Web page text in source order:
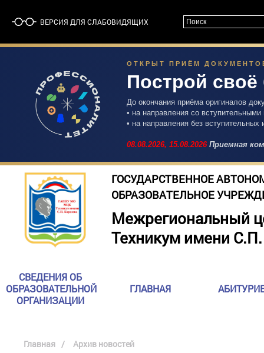
ВЕРСИЯ ДЛЯ СЛАБОВИДЯЩИХ
ОТКРЫТ ПРИЁМ
Построй
До окончания приёма оригиналов
• на направления со
• на направления без
08.08.2026, 15.08.2026Приемная
ГОСУДАРСТВЕННОЕ
ОБРАЗОВАТЕЛЬНОЕ
Межрегиональный
Техникум имени
СВЕДЕНИЯ ОБ
ОБРАЗОВАТЕЛЬНОЙ
ОРГАНИЗАЦИИ
ГЛАВНАЯ
Главная Архив новостей